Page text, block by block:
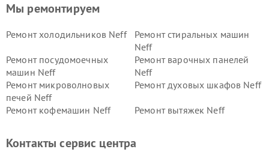
Мы ремонтируем
Ремонт холодильников Neff
Ремонт стиральных машин
Neff
Ремонт посудомоечных
машин Neff
Ремонт варочных панелей
Neff
Ремонт микроволновых
печей Neff
Ремонт духовых шкафов Neff
Ремонт кофемашин Neff Ремонт вытяжек Neff
Контакты сервис центра